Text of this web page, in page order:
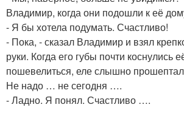
Владимир, когда они подошли к её
- Я бы хотела подумать. Счастливо!
- Пока, - сказал Владимир и взял
руки. Когда его губы почти коснулись
пошевелиться, еле слышно
Не надо … не сегодня ….
- Ладно. Я понял. Счастливо ….